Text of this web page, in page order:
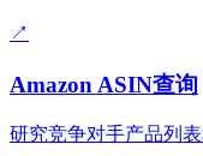
↗
Amazon ASIN查询
研究竞争对手产品列表